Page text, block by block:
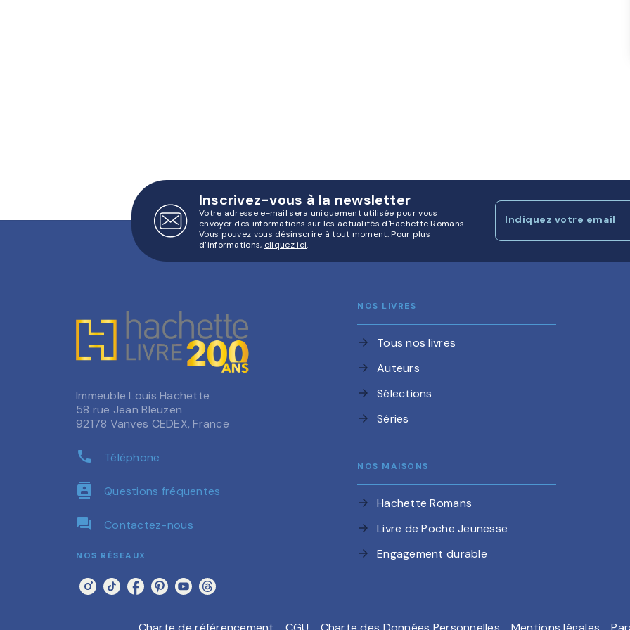
Inscrivez-vous à la newsletter
Votre adresse e-mail sera uniquement utilisée pour vous
envoyer des informations sur les actualités d'Hachette Romans.
Vous pouvez vous désinscrire à tout moment. Pour plus
d’informations, cliquez ici.
Indiquez votre email
Immeuble Louis Hachette
58 rue Jean Bleuzen
92178 Vanves CEDEX, France
phone Téléphone
contacts Questions fréquentes
question_answer Contactez-nous
NOS RÉSEAUX
NOS LIVRES
arrow_forward Tous nos livres
arrow_forward Auteurs
arrow_forward Sélections
arrow_forward Séries
NOS MAISONS
arrow_forward Hachette Romans
arrow_forward Livre de Poche Jeunesse
arrow_forward Engagement durable